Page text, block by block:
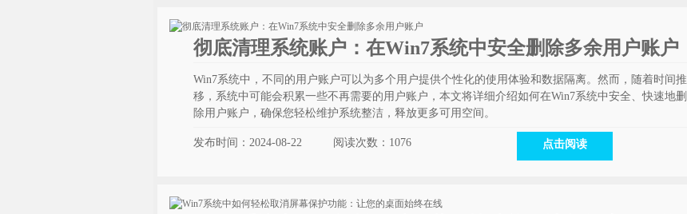
彻底清理系统账户：在Win7系统中安全删除多余用户账户
Win7系统中，不同的用户账户可以为多个用户提供个性化的使用体验和数据隔离。然而，随着时间推
移，系统中可能会积累一些不再需要的用户账户，本文将详细介绍如何在Win7系统中安全、快速地删
除用户账户，确保您轻松维护系统整洁，释放更多可用空间。
发布时间：2024-08-22 阅读次数： 1076 点击阅读